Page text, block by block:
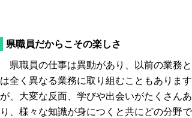
県職員だからこその楽しさ
県職員の仕事は異動があり、以前の業務と
は全く異なる業務に取り組むこともあります
が、大変な反面、学びや出会いがたくさんあ
り、様々な知識が身につくと共にどの分野で